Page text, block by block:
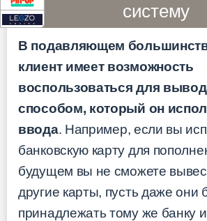
систему
В подавляющем
клиент имеет возможность
воспользоваться для
способом, который он
ввода. Например, если вы
банковскую карту для
будущем вы не сможете
другие карты, пусть даже они
принадлежать тому же банку